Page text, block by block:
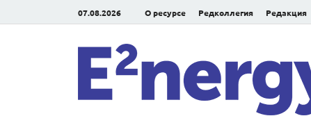
07.08.2026 О ресурсе Редколлегия Редакция